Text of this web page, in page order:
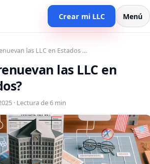
Crear mi LLC Menú
las LLC en Estados …
las LLC en
· Lectura de 6 min